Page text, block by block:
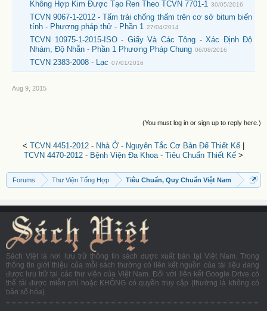
Không Hợp Kim Được Tạo Ren Theo TCVN 7701-1
30/05/2016
TCVN 9067-1-2012 - Tấm trải chống thấm trên cơ sở bitum biến
tính - Phương pháp thử - Phần 1
27/04/2014
TCVN 10975-1-2015-ISO - Giấy Và Các Tông - Xác Định Độ
Nhám, Độ Nhẵn - Phần 1 Phương Pháp Chung 06/08/2016
TCVN 2383-2008 - Lạc 07/01/2016
Aug 9, 2015
(You must log in or sign up to reply here.)
< TCVN 4451-2012 - Nhà Ở - Nguyên Tắc Cơ Bản Để Thiết Kế |
TCVN 4470-2012 - Bệnh Viện Đa Khoa - Tiêu Chuẩn Thiết Kế >
Forums Thư Viện Tổng Hợp Tiêu Chuẩn, Quy Chuẩn Việt Nam
Sách Việt là nơi lưu trữ thông tin sách được xuất bản tại Việt Nam. Trong
thông tin giới thiệu của mỗi sách thường có liên kết nguồn của tài liệu đang
được lưu trữ tại các thư viện của Việt Nam. Đối với liên kết Google Drive có
thể tải được miễn phí hoặc KHÔNG có quyền truy cập (thường là không có
bản số hóa).